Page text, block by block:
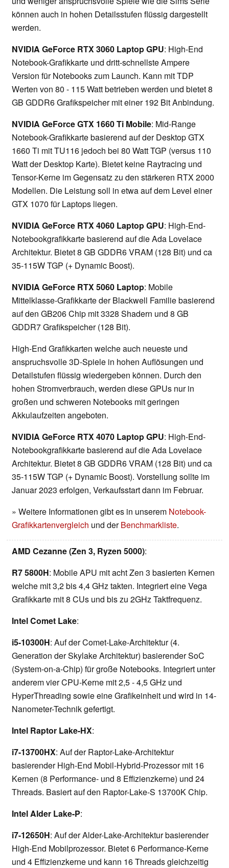
können auch in hohen Detailsstufen flüssig dargestellt
werden.
NVIDIA GeForce RTX 3060 Laptop GPU: High-End
Notebook-Grafikkarte und dritt-schnellste Ampere
Version für Notebooks zum Launch. Kann mit TDP
Werten von 80 - 115 Watt betrieben werden und bietet 8
GB GDDR6 Grafikspeicher mit einer 192 Bit Anbindung.
NVIDIA GeForce GTX 1660 Ti Mobile: Mid-Range
Notebook-Grafikkarte basierend auf der Desktop GTX
1660 Ti mit TU116 jedoch bei 80 Watt TGP (versus 110
Watt der Desktop Karte). Bietet keine Raytracing und
Tensor-Kerne im Gegensatz zu den stärkeren RTX 2000
Modellen. Die Leistung soll in etwa auf dem Level einer
GTX 1070 für Laptops liegen.
NVIDIA GeForce RTX 4060 Laptop GPU: High-End-
Notebookgrafikkarte basierend auf die Ada Lovelace
Architektur. Bietet 8 GB GDDR6 VRAM (128 Bit) und ca
35-115W TGP (+ Dynamic Boost).
NVIDIA GeForce RTX 5060 Laptop: Mobile
Mittelklasse-Grafikkarte der Blackwell Familie basierend
auf den GB206 Chip mit 3328 Shadern und 8 GB
GDDR7 Grafikspeicher (128 Bit).
High-End Grafikkarten welche auch neueste und
anspruchsvolle 3D-Spiele in hohen Auflösungen und
Detailstufen flüssig wiedergeben können. Durch den
hohen Stromverbrauch, werden diese GPUs nur in
großen und schweren Notebooks mit geringen
Akkulaufzeiten angeboten.
NVIDIA GeForce RTX 4070 Laptop GPU: High-End-
Notebookgrafikkarte basierend auf die Ada Lovelace
Architektur. Bietet 8 GB GDDR6 VRAM (128 Bit) und ca
35-115W TGP (+ Dynamic Boost). Vorstellung sollte im
Januar 2023 erfolgen, Verkaufsstart dann im Februar.
» Weitere Informationen gibt es in unserem Notebook-
Grafikkartenvergleich und derBenchmarkliste.
AMD Cezanne (Zen 3, Ryzen 5000):
R7 5800H: Mobile APU mit acht Zen 3 basierten Kernen
welche mit 3,2 bis 4,4 GHz takten. Integriert eine Vega
Grafikkarte mit 8 CUs und bis zu 2GHz Taktfrequenz.
Intel Comet Lake:
i5-10300H: Auf der Comet-Lake-Architektur (4.
Generation der Skylake Architektur) basierender SoC
(System-on-a-Chip) für große Notebooks. Integriert unter
anderem vier CPU-Kerne mit 2,5 - 4,5 GHz und
HyperThreading sowie eine Grafikeinheit und wird in 14-
Nanometer-Technik gefertigt.
Intel Raptor Lake-HX:
i7-13700HX: Auf der Raptor-Lake-Architektur
basierender High-End Mobil-Hybrid-Prozessor mit 16
Kernen (8 Performance- und 8 Effizienzkerne) und 24
Threads. Basiert auf den Raptor-Lake-S 13700K Chip.
Intel Alder Lake-P:
i7-12650H: Auf der Alder-Lake-Architektur basierender
High-End Mobilprozessor. Bietet 6 Performance-Kerne
und 4 Effizienzkerne und kann 16 Threads gleichzeitig